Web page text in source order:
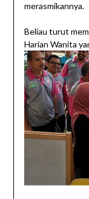
merasmikannya.
Beliau turut
Harian Wanita